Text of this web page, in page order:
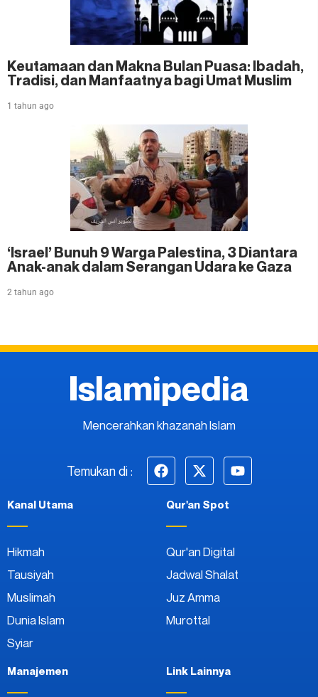
Keutamaan dan Makna Bulan Puasa: Ibadah,
Tradisi, dan Manfaatnya bagi Umat Muslim
1 tahun ago
‘Israel’ Bunuh 9 Warga Palestina, 3 Diantara
Anak-anak dalam Serangan Udara ke Gaza
2 tahun ago
Islamipedia
Mencerahkan khazanah Islam
Temukan di :
Kanal Utama
Hikmah
Tausiyah
Muslimah
Dunia Islam
Syiar
Qur'an Spot
Qur'an Digital
Jadwal Shalat
Juz Amma
Murottal
Manajemen Link Lainnya